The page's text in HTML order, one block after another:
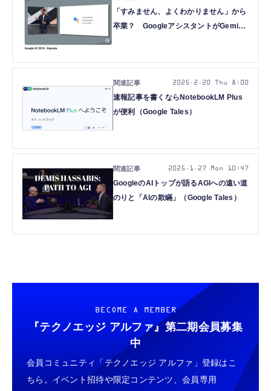
「すみません、よくわかりません」から
卒業？ GoogleアシスタントがGemini
速報記事を書くならNotebookLM Plus
が便利（Google Tales）
2025.2.20 Thu 8:00
GoogleのAIトップが語るAGIへの遠い道
のりと「AIの欺瞞」（Google Tales）
2025.1.27 Mon 10:47
BECOME A MEMBER
『テクノエッジ アルファ』 第二期会員募集
中
会員コミュニティ「テクノエッジ アルファ」登録はこ
ちら。イベント招待や限定コンテンツ、会員専用